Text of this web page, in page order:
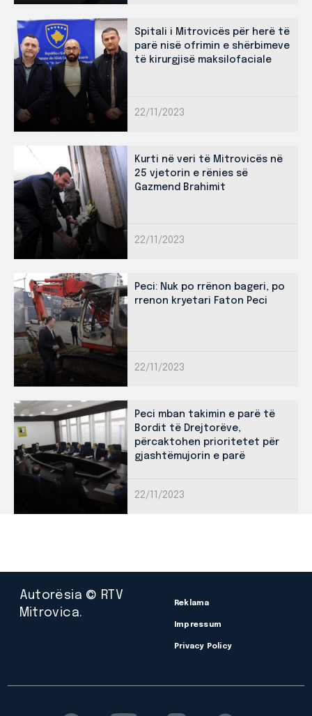
Spitali i Mitrovicës për herë të
parë nisë ofrimin e shërbimeve
të kirurgjisë maksilofaciale
22/11/2023
Kurti në veri të Mitrovicës në
25 vjetorin e rënies së
Gazmend Brahimit
22/11/2023
Peci: Nuk po rrënon bageri, po
rrenon kryetari Faton Peci
22/11/2023
Peci mban takimin e parë të
Bordit të Drejtorëve,
përcaktohen prioritetet për
gjashtëmujorin e parë
22/11/2023
Autorësia © RTV
Mitrovica.
Reklama
Impressum
Privacy Policy